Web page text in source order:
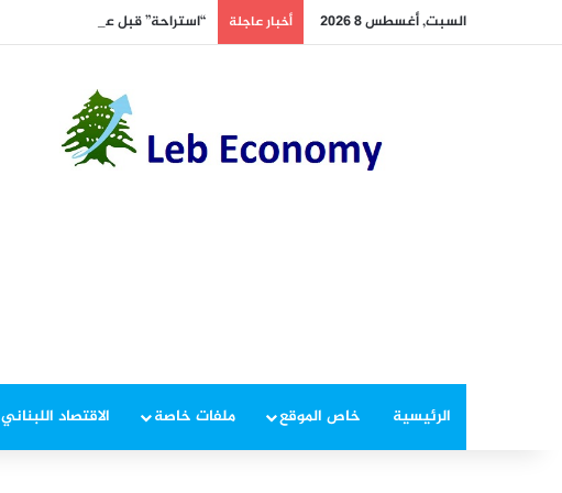
السبت, أغسطس 8 2026 أخبار عاجلة “استراحة” قبل عودة الحرّ!
الرئيسية خاص الموقع ملفات خاصة الاقتصاد اللبناني